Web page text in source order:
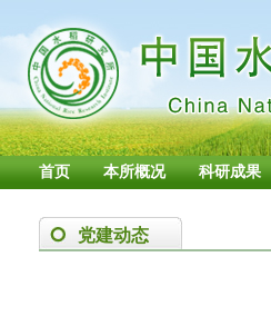
首页 本所概况 科研成果
党建动态